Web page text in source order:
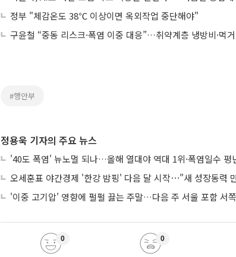
정부 "체감온도 38℃ 이상이면 옥외작업 중단해야"
구윤철 “중동 리스크·폭염 이중 대응”…취약계층 냉방비·먹
#행안부
정용욱 기자의 주요 뉴스
'40도 폭염' 뉴노멀 되나…올해 열대야 역대 1위·폭염일수 평
오세훈표 야간경제 '한강 밤핑' 다음 달 시작⋯"새 성장동력
'이중 고기압' 영향에 펄펄 끓는 주말…다음 주 서울 포함 서
0 0